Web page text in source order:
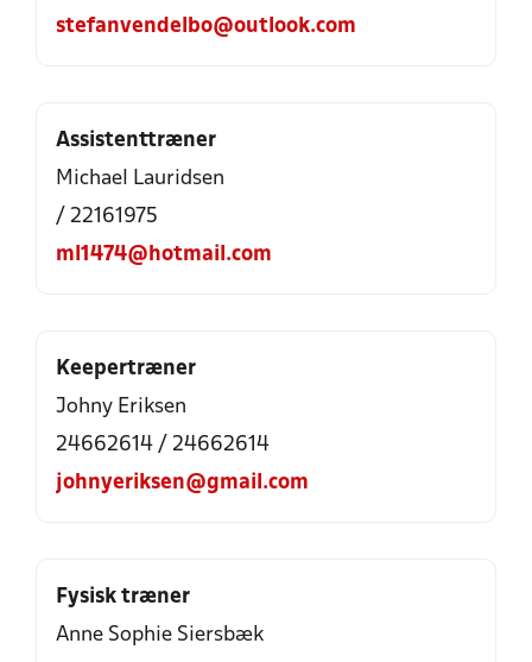
stefanvendelbo@outlook.com
Assistenttræner
Michael Lauridsen
/ 22161975
ml1474@hotmail.com
Keepertræner
Johny Eriksen
24662614 / 24662614
johnyeriksen@gmail.com
Fysisk træner
Anne Sophie Siersbæk